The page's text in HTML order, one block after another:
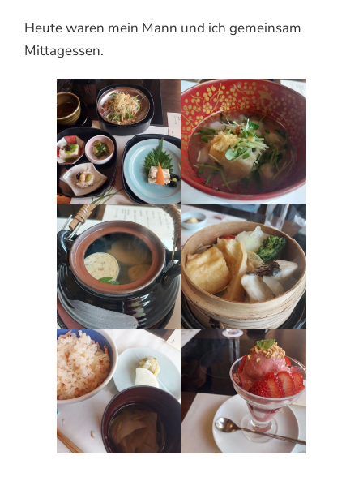
Heute waren mein Mann und ich gemeinsam
Mittagessen.